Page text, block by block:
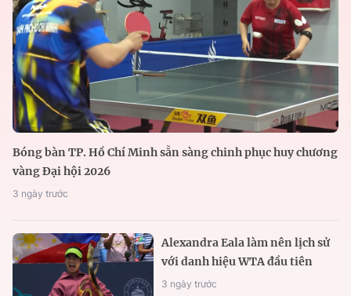
Bóng bàn TP. Hồ Chí Minh sẵn sàng chinh phục huy chương
vàng Đại hội 2026
3 ngày trước
Alexandra Eala làm nên lịch sử
với danh hiệu WTA đầu tiên
3 ngày trước